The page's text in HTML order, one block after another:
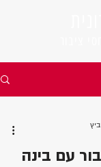
עם בינה